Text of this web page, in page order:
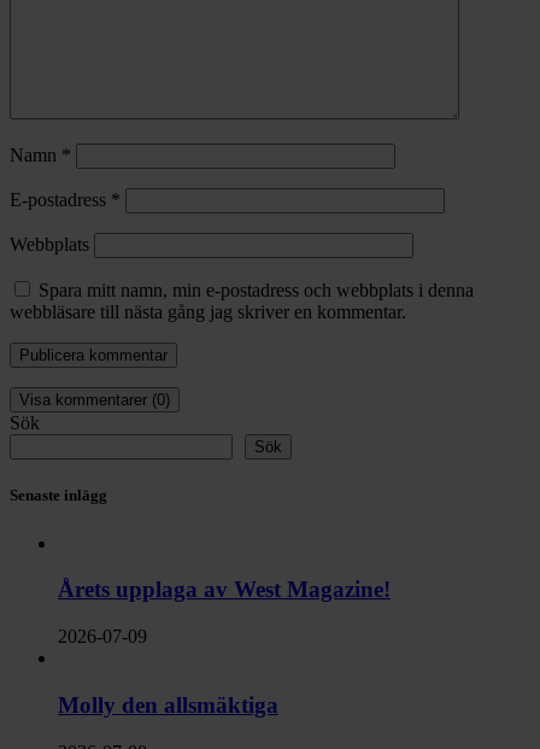
Namn *
E-postadress *
Webbplats
Spara mitt namn, min e-postadress och webbplats i denna
webbläsare till nästa gång jag skriver en kommentar.
Visa kommentarer (0)
Sök
Sök
Senaste inlägg
Årets upplaga av West Magazine!
2026-07-09
Molly den allsmäktiga